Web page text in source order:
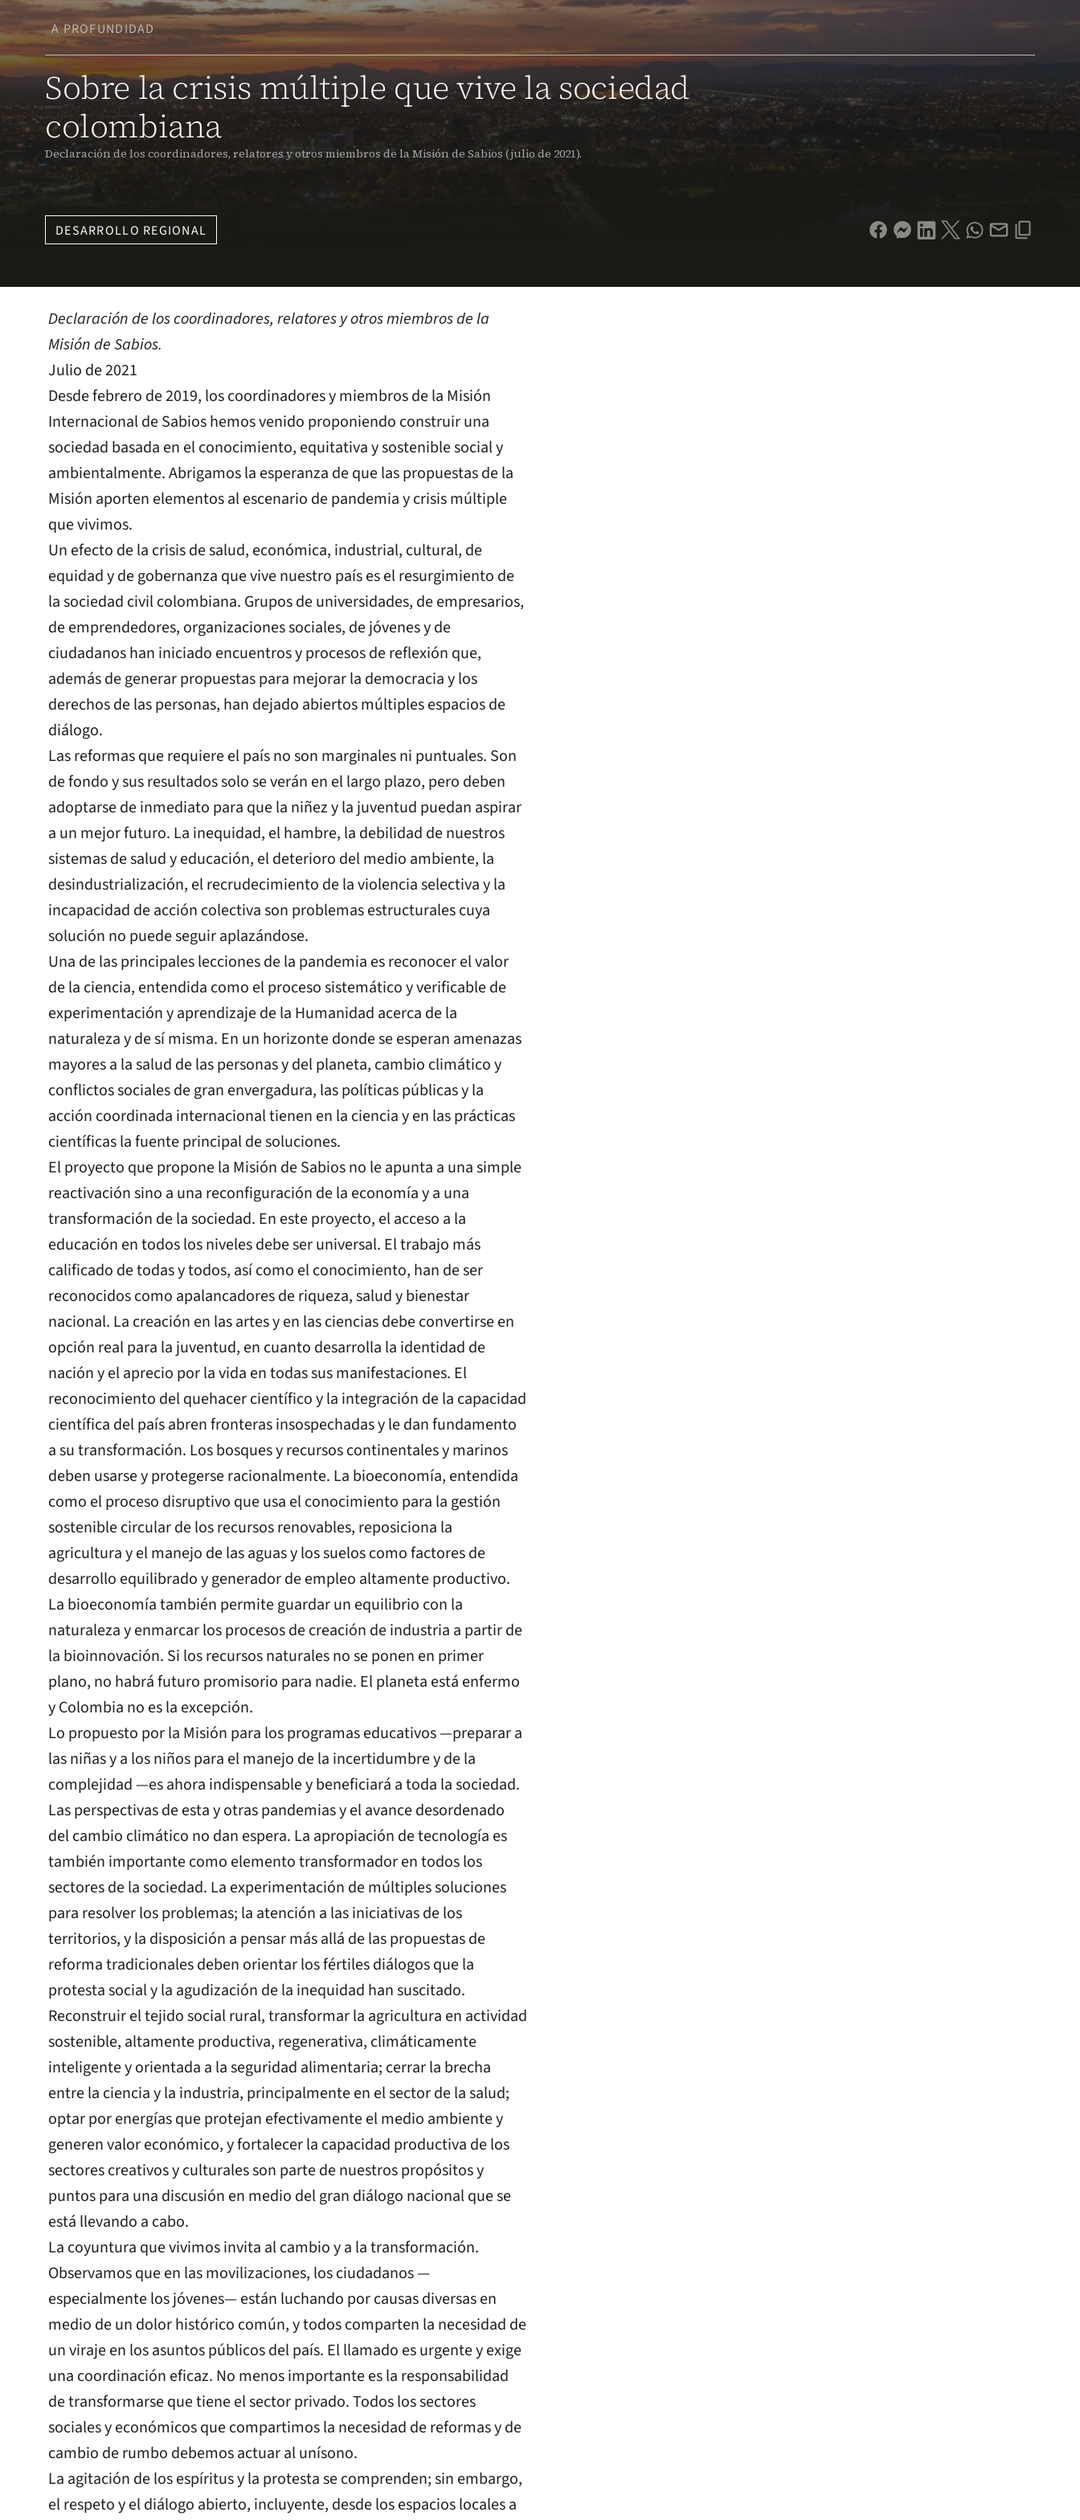
A PROFUNDIDAD
Sobre la crisis múltiple que vive la sociedad
colombiana
Declaración de los coordinadores, relatores y otros miembros de la Misión de Sabios (julio de 2021).
DESARROLLO REGIONAL
Declaración de los coordinadores, relatores y otros miembros de la
Misión de Sabios.
Julio de 2021
Desde febrero de 2019, los coordinadores y miembros de la Misión
Internacional de Sabios hemos venido proponiendo construir una
sociedad basada en el conocimiento, equitativa y sostenible social y
ambientalmente. Abrigamos la esperanza de que las propuestas de la
Misión aporten elementos al escenario de pandemia y crisis múltiple
que vivimos.
Un efecto de la crisis de salud, económica, industrial, cultural, de
equidad y de gobernanza que vive nuestro país es el resurgimiento de
la sociedad civil colombiana. Grupos de universidades, de empresarios,
de emprendedores, organizaciones sociales, de jóvenes y de
ciudadanos han iniciado encuentros y procesos de reflexión que,
además de generar propuestas para mejorar la democracia y los
derechos de las personas, han dejado abiertos múltiples espacios de
diálogo.
Las reformas que requiere el país no son marginales ni puntuales. Son
de fondo y sus resultados solo se verán en el largo plazo, pero deben
adoptarse de inmediato para que la niñez y la juventud puedan aspirar
a un mejor futuro. La inequidad, el hambre, la debilidad de nuestros
sistemas de salud y educación, el deterioro del medio ambiente, la
desindustrialización, el recrudecimiento de la violencia selectiva y la
incapacidad de acción colectiva son problemas estructurales cuya
solución no puede seguir aplazándose.
Una de las principales lecciones de la pandemia es reconocer el valor
de la ciencia, entendida como el proceso sistemático y verificable de
experimentación y aprendizaje de la Humanidad acerca de la
naturaleza y de sí misma. En un horizonte donde se esperan amenazas
mayores a la salud de las personas y del planeta, cambio climático y
conflictos sociales de gran envergadura, las políticas públicas y la
acción coordinada internacional tienen en la ciencia y en las prácticas
científicas la fuente principal de soluciones.
El proyecto que propone la Misión de Sabios no le apunta a una simple
reactivación sino a una reconfiguración de la economía y a una
transformación de la sociedad. En este proyecto, el acceso a la
educación en todos los niveles debe ser universal. El trabajo más
calificado de todas y todos, así como el conocimiento, han de ser
reconocidos como apalancadores de riqueza, salud y bienestar
nacional. La creación en las artes y en las ciencias debe convertirse en
opción real para la juventud, en cuanto desarrolla la identidad de
nación y el aprecio por la vida en todas sus manifestaciones. El
reconocimiento del quehacer científico y la integración de la capacidad
científica del país abren fronteras insospechadas y le dan fundamento
a su transformación. Los bosques y recursos continentales y marinos
deben usarse y protegerse racionalmente. La bioeconomía, entendida
como el proceso disruptivo que usa el conocimiento para la gestión
sostenible circular de los recursos renovables, reposiciona la
agricultura y el manejo de las aguas y los suelos como factores de
desarrollo equilibrado y generador de empleo altamente productivo.
La bioeconomía también permite guardar un equilibrio con la
naturaleza y enmarcar los procesos de creación de industria a partir de
la bioinnovación. Si los recursos naturales no se ponen en primer
plano, no habrá futuro promisorio para nadie. El planeta está enfermo
y Colombia no es la excepción.
Lo propuesto por la Misión para los programas educativos —preparar a
las niñas y a los niños para el manejo de la incertidumbre y de la
complejidad —es ahora indispensable y beneficiará a toda la sociedad.
Las perspectivas de esta y otras pandemias y el avance desordenado
del cambio climático no dan espera. La apropiación de tecnología es
también importante como elemento transformador en todos los
sectores de la sociedad. La experimentación de múltiples soluciones
para resolver los problemas; la atención a las iniciativas de los
territorios, y la disposición a pensar más allá de las propuestas de
reforma tradicionales deben orientar los fértiles diálogos que la
protesta social y la agudización de la inequidad han suscitado.
Reconstruir el tejido social rural, transformar la agricultura en actividad
sostenible, altamente productiva, regenerativa, climáticamente
inteligente y orientada a la seguridad alimentaria; cerrar la brecha
entre la ciencia y la industria, principalmente en el sector de la salud;
optar por energías que protejan efectivamente el medio ambiente y
generen valor económico, y fortalecer la capacidad productiva de los
sectores creativos y culturales son parte de nuestros propósitos y
puntos para una discusión en medio del gran diálogo nacional que se
está llevando a cabo.
La coyuntura que vivimos invita al cambio y a la transformación.
Observamos que en las movilizaciones, los ciudadanos —
especialmente los jóvenes— están luchando por causas diversas en
medio de un dolor histórico común, y todos comparten la necesidad de
un viraje en los asuntos públicos del país. El llamado es urgente y exige
una coordinación eficaz. No menos importante es la responsabilidad
de transformarse que tiene el sector privado. Todos los sectores
sociales y económicos que compartimos la necesidad de reformas y de
cambio de rumbo debemos actuar al unísono.
La agitación de los espíritus y la protesta se comprenden; sin embargo,
el respeto y el diálogo abierto, incluyente, desde los espacios locales a